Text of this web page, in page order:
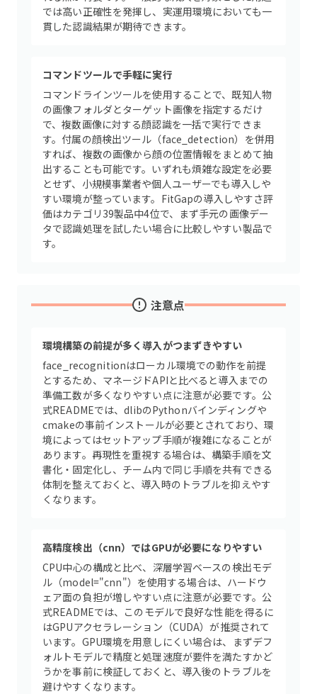
では高い正確性を発揮し、実運用環境においても一
貫した認識結果が期待できます。
コマンドツールで手軽に実行
コマンドラインツールを使用することで、既知人物
の画像フォルダとターゲット画像を指定するだけ
で、複数画像に対する顔認識を一括で実行できま
す。付属の顔検出ツール（face_detection）を併用
すれば、複数の画像から顔の位置情報をまとめて抽
出することも可能です。いずれも煩雑な設定を必要
とせず、小規模事業者や個人ユーザーでも導入しや
すい環境が整っています。FitGapの導入しやすさ評
価はカテゴリ39製品中4位で、まず手元の画像デー
タで認識処理を試したい場合に比較しやすい製品で
す。
注意点
環境構築の前提が多く導入がつまずきやすい
face_recognitionはローカル環境での動作を前提
とするため、マネージドAPIと比べると導入までの
準備工数が多くなりやすい点に注意が必要です。公
式READMEでは、dlibのPythonバインディングや
cmakeの事前インストールが必要とされており、環
境によってはセットアップ手順が複雑になることが
あります。再現性を重視する場合は、構築手順を文
書化・固定化し、チーム内で同じ手順を共有できる
体制を整えておくと、導入時のトラブルを抑えやす
くなります。
高精度検出（cnn）ではGPUが必要になりやすい
CPU中心の構成と比べ、深層学習ベースの検出モデ
ル（model="cnn"）を使用する場合は、ハードウ
ェア面の負担が増しやすい点に注意が必要です。公
式READMEでは、このモデルで良好な性能を得るに
はGPUアクセラレーション（CUDA）が推奨されて
います。GPU環境を用意しにくい場合は、まずデフ
ォルトモデルで精度と処理速度が要件を満たすかど
うかを事前に検証しておくと、導入後のトラブルを
避けやすくなります。